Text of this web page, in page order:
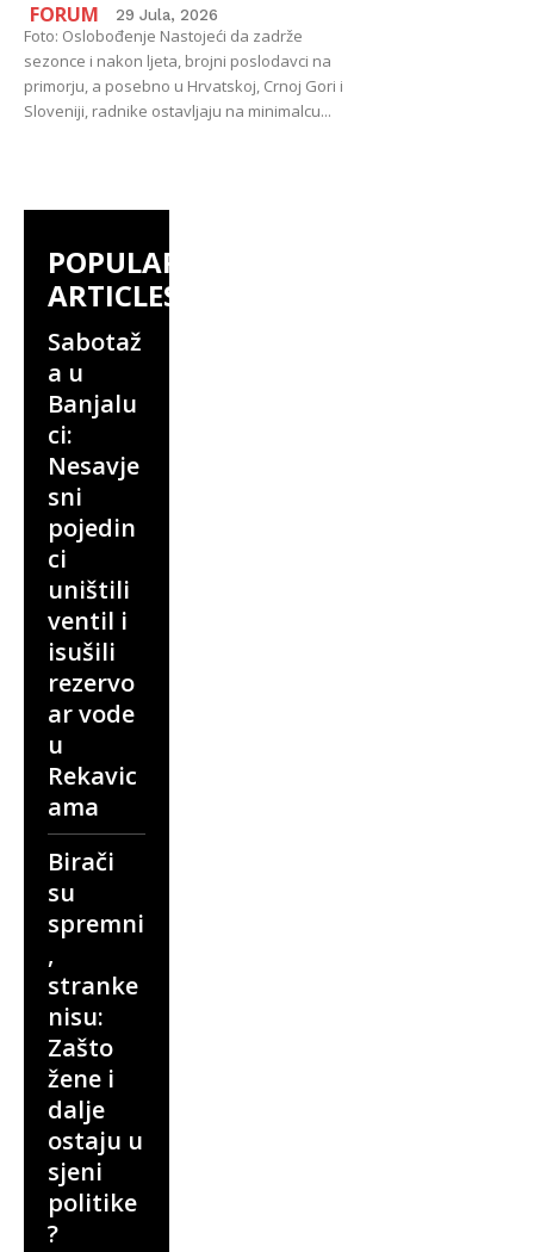
FORUM 29 Jula, 2026
Foto: Oslobođenje Nastojeći da zadrže
sezonce i nakon ljeta, brojni poslodavci na
primorju, a posebno u Hrvatskoj, Crnoj Gori i
Sloveniji, radnike ostavljaju na minimalcu...
POPULAR
ARTICLES
Sabotaž
a u
Banjalu
ci:
Nesavje
sni
pojedin
ci
uništili
ventil i
isušili
rezervo
ar vode
u
Rekavic
ama
Birači
su
spremni
,
stranke
nisu:
Zašto
žene i
dalje
ostaju u
sjeni
politike
?